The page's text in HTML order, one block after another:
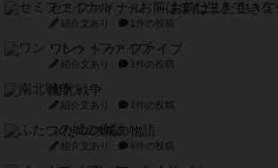
セミファイナル ～お前はまだ生きて
紹介文あり 1件の投稿
ワン・トゥ・ファイブ
紹介文あり 1件の投稿
南北戦争
紹介文あり 1件の投稿
ふたつの城の物語
紹介文あり 6件の投稿